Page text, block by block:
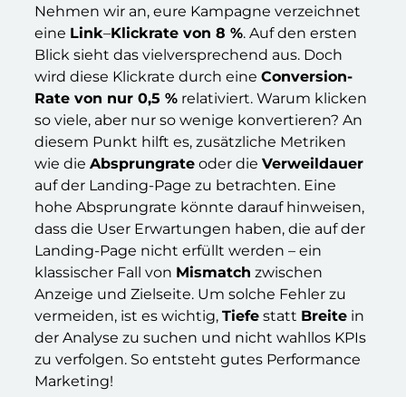
Nehmen wir an, eure Kampagne verzeichnet
eine Link–Klickrate von 8 %. Auf den ersten
Blick sieht das vielversprechend aus. Doch
wird diese Klickrate durch eine Conversion-
Rate von nur 0,5 % relativiert. Warum klicken
so viele, aber nur so wenige konvertieren? An
diesem Punkt hilft es, zusätzliche Metriken
wie die Absprungrate oder die Verweildauer
auf der Landing-Page zu betrachten. Eine
hohe Absprungrate könnte darauf hinweisen,
dass die User Erwartungen haben, die auf der
Landing-Page nicht erfüllt werden – ein
klassischer Fall von Mismatch zwischen
Anzeige und Zielseite. Um solche Fehler zu
vermeiden, ist es wichtig, Tiefe statt Breite in
der Analyse zu suchen und nicht wahllos KPIs
zu verfolgen. So entsteht gutes Performance
Marketing!